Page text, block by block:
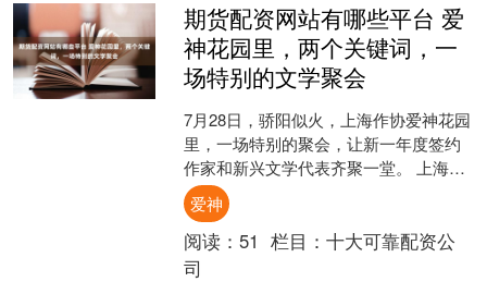
期货配资网站有哪些平台 爱
神花园里，两个关键词，一
场特别的文学聚会
7月28日，骄阳似火，上海作协爱神花园
里，一场特别的聚会，让新一年度签约
作家和新兴文学代表齐聚一堂。 上海作
协签约作家制度自2002年推出以来，已
走过二十多个年....
爱神
阅读： 51 栏目： 十大可靠配资公
司